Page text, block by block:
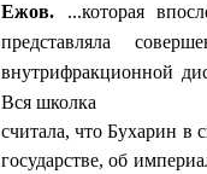
Ежов. ...которая
представляла
внутрифракционной
Вся школка
считала, что Бухарин в
государстве, об